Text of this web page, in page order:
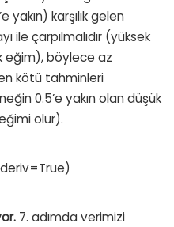
karşılık gelen
ile çarpılmalıdır (yüksek
eğim), böylece az
kötü tahminleri
0.5’e yakın olan düşük
olur).
7. adımda verimizi